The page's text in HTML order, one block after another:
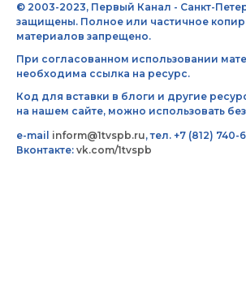
© 2003-2023, Первый Канал - Санкт-
защищены. Полное или частичное
материалов запрещено.
При согласованном использовании
необходима ссылка на ресурс.
Код для вставки в блоги и другие
на нашем сайте, можно использовать
e-mail inform@1tvspb.ru, тел. +7 (812) 740-
Вконтакте: vk.com/1tvspb